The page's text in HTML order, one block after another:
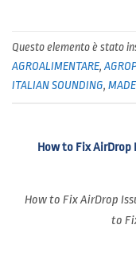
Questo elemento è stato
AGROALIMENTARE,
ITALIAN SOUNDING,
How to Fix AirDrop
How to Fix AirDrop
to